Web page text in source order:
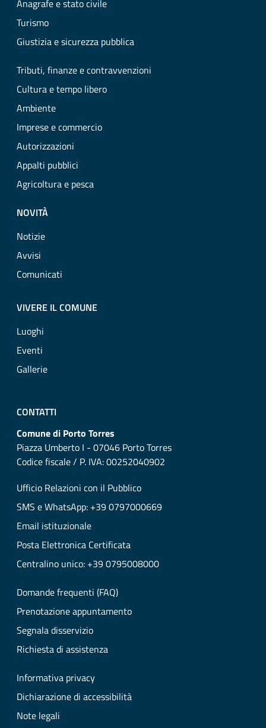
Anagrafe e stato civile
Turismo
Giustizia e sicurezza pubblica
Tributi, finanze e contravvenzioni
Cultura e tempo libero
Ambiente
Imprese e commercio
Autorizzazioni
Appalti pubblici
Agricoltura e pesca
NOVITÀ
Notizie
Avvisi
Comunicati
VIVERE IL COMUNE
Luoghi
Eventi
Gallerie
CONTATTI
Comune di Porto Torres
Piazza Umberto I - 07046 Porto Torres
Codice fiscale / P. IVA: 00252040902
Ufficio Relazioni con il Pubblico
SMS e WhatsApp: +39 0797000669
Email istituzionale
Posta Elettronica Certificata
Centralino unico: +39 0795008000
Domande frequenti (FAQ)
Prenotazione appuntamento
Segnala disservizio
Richiesta di assistenza
Informativa privacy
Dichiarazione di accessibilità
Note legali